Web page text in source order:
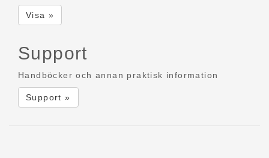
Visa »
Support
Handböcker och annan praktisk information
Support »